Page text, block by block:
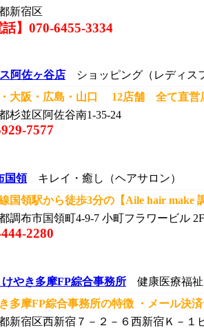
新宿区
話】070-6455-3334
阿佐ヶ谷店 ショッピング（レディス
大阪・広島・山口 12店舗 全て直
杉並区阿佐谷南1-35-24
7577
国領キレイ・癒し（ヘアサロン）
国領駅から徒歩3分の【Aile hair
調布市国領町4-9-7 小町フラワービル 2F
2280
やき多摩FP綜合事務所 健康医療福
多摩FP綜合事務所の特徴 ・メール決
新宿区西新宿７－２－６西新宿Ｋ－１